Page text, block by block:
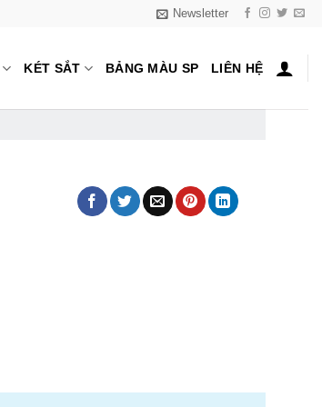
Newsletter
KÉT SẮT BẢNG MÀU SP LIÊN HỆ